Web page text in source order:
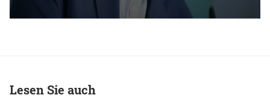
Lesen Sie auch